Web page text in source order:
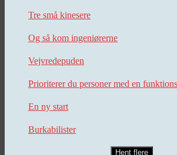
Tre små kinesere
Og så kom ingeniørerne
Vejvredepuden
Prioriterer du personer med en
En ny start
Burkabilister
Hent flere